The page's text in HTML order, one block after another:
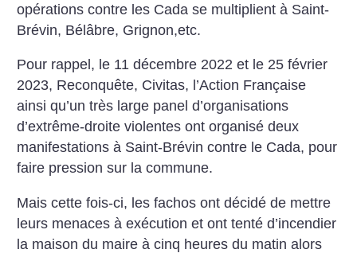
opérations contre les Cada se multiplient à Saint-
Brévin, Bélâbre, Grignon,etc.
Pour rappel, le 11 décembre 2022 et le 25 février
2023, Reconquête, Civitas, l’Action Française
ainsi qu’un très large panel d’organisations
d’extrême-droite violentes ont organisé deux
manifestations à Saint-Brévin contre le Cada, pour
faire pression sur la commune.
Mais cette fois-ci, les fachos ont décidé de mettre
leurs menaces à exécution et ont tenté d’incendier
la maison du maire à cinq heures du matin alors